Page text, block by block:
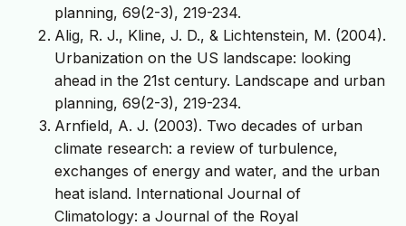
planning, 69(2-3), 219-234.
Alig, R. J., Kline, J. D., & Lichtenstein, M. (2004).
Urbanization on the US landscape: looking
ahead in the 21st century. Landscape and urban
planning, 69(2-3), 219-234.
Arnfield, A. J. (2003). Two decades of urban
climate research: a review of turbulence,
exchanges of energy and water, and the urban
heat island. International Journal of
Climatology: a Journal of the Royal